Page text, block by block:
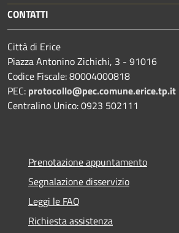
CONTATTI
Città di Erice
Piazza Antonino Zichichi, 3 - 91016
Codice Fiscale: 80004000818
PEC: protocollo@pec.comune.erice.tp.it
Centralino Unico: 0923 502111
Prenotazione appuntamento
Segnalazione disservizio
Leggi le FAQ
Richiesta assistenza